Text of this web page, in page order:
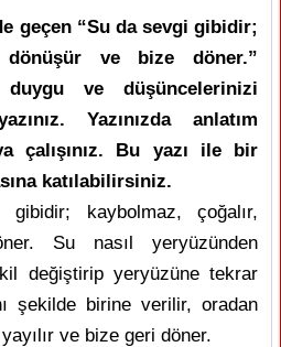
geçen “Su da sevgi gibidir;
dönüşür ve bize döner.”
duygu ve düşüncelerinizi
Yazınızda anlatım
çalışınız. Bu yazı ile bir
katılabilirsiniz.
kaybolmaz, çoğalır,
Su nasıl yeryüzünden
değiştirip yeryüzüne tekrar
şekilde birine verilir, oradan
ve bize geri döner.